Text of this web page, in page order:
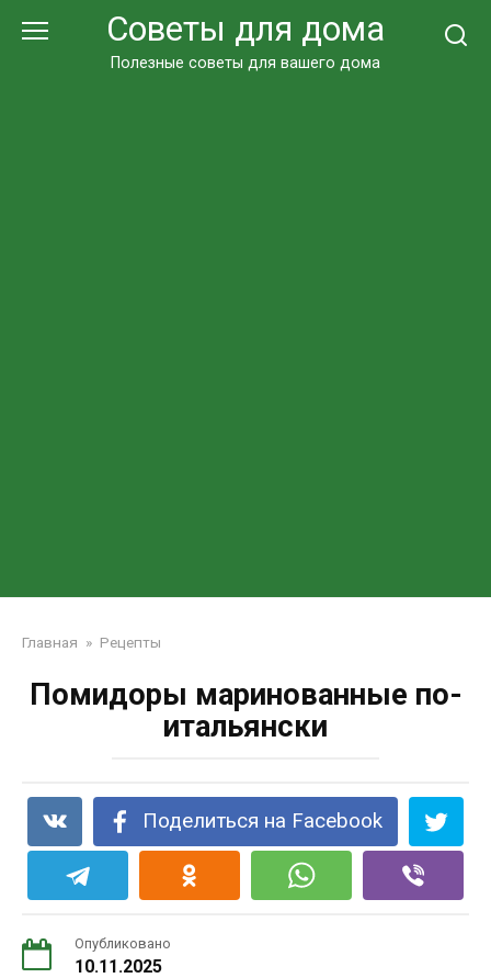
Советы для дома
Полезные советы для вашего дома
Главная » Рецепты
Помидоры маринованные по-
итальянски
Поделиться на Facebook
Опубликовано
10.11.2025